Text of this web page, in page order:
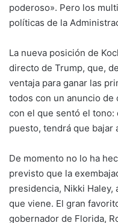
poderoso». Pero los
políticas de la
La nueva posición de
directo de Trump, que,
ventaja para ganar las
todos con un anuncio de
con el que sentó el
puesto, tendrá que bajar
De momento no lo ha
previsto que la
presidencia, Nikki Haley,
que viene. El gran
gobernador de Florida,